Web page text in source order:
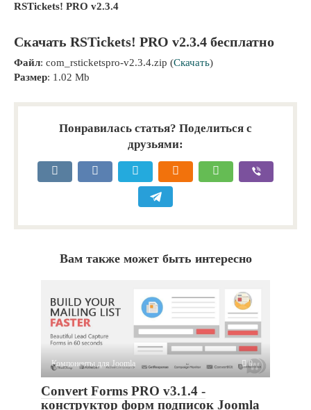
RSTickets! PRO v2.3.4
Скачать RSTickets! PRO v2.3.4 бесплатно
Файл: com_rsticketspro-v2.3.4.zip (Скачать)
Размер: 1.02 Mb
Понравилась статья? Поделиться с
друзьями:
Вам также может быть интересно
Компоненты для Joomla 0
Convert Forms PRO v3.1.4 -
конструктор форм подписок Joomla